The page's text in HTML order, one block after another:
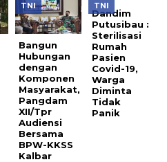
TNI
Bangun
Hubungan
dengan
Komponen
Masyarakat,
Pangdam
XII/Tpr
Audiensi
Bersama
BPW-KKSS
Kalbar
TNI
Dandim
Putusibau :
Sterilisasi
Rumah
Pasien
Covid-19,
Warga
Diminta
Tidak
Panik